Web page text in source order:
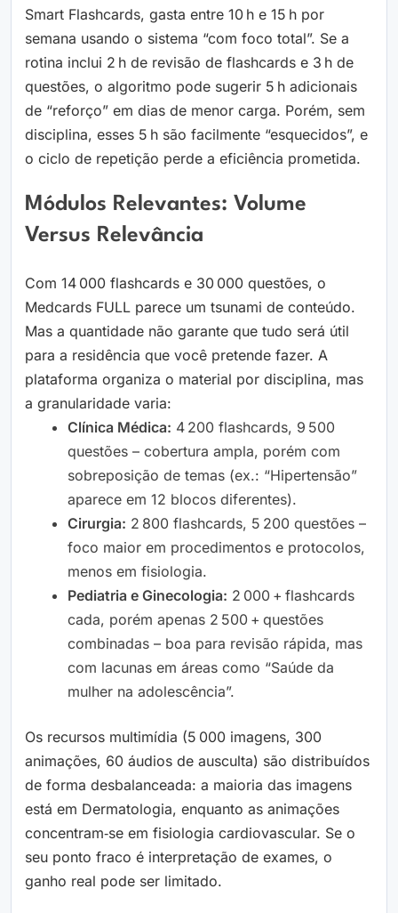
Smart Flashcards, gasta entre 10 h e 15 h por
semana usando o sistema “com foco total”. Se a
rotina inclui 2 h de revisão de flashcards e 3 h de
questões, o algoritmo pode sugerir 5 h adicionais
de “reforço” em dias de menor carga. Porém, sem
disciplina, esses 5 h são facilmente “esquecidos”, e
o ciclo de repetição perde a eficiência prometida.
Módulos Relevantes: Volume
Versus Relevância
Com 14 000 flashcards e 30 000 questões, o
Medcards FULL parece um tsunami de conteúdo.
Mas a quantidade não garante que tudo será útil
para a residência que você pretende fazer. A
plataforma organiza o material por disciplina, mas
a granularidade varia:
Clínica Médica: 4 200 flashcards, 9 500
questões – cobertura ampla, porém com
sobreposição de temas (ex.: “Hipertensão”
aparece em 12 blocos diferentes).
Cirurgia: 2 800 flashcards, 5 200 questões –
foco maior em procedimentos e protocolos,
menos em fisiologia.
Pediatria e Ginecologia: 2 000 + flashcards
cada, porém apenas 2 500 + questões
combinadas – boa para revisão rápida, mas
com lacunas em áreas como “Saúde da
mulher na adolescência”.
Os recursos multimídia (5 000 imagens, 300
animações, 60 áudios de ausculta) são distribuídos
de forma desbalanceada: a maioria das imagens
está em Dermatologia, enquanto as animações
concentram‑se em fisiologia cardiovascular. Se o
seu ponto fraco é interpretação de exames, o
ganho real pode ser limitado.